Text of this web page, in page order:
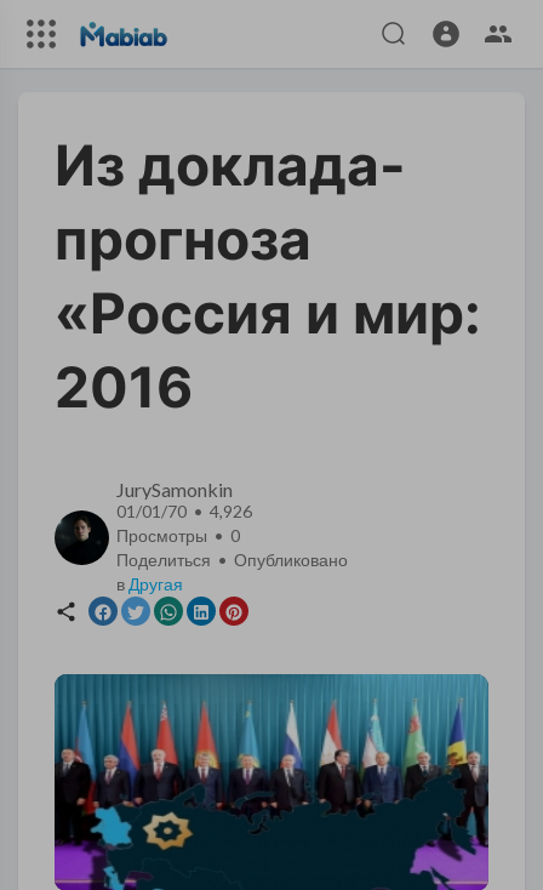
​Из доклада-
прогноза
«Россия и мир:
2016
JurySamonkin
01/01/70 • 4,926
Просмотры • 0
Поделиться • Опубликовано
в Другая